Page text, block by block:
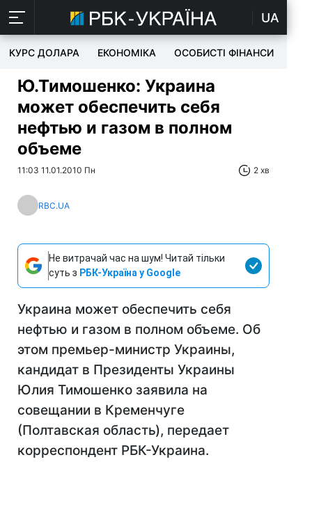
UA
КУРС ДОЛАРА ЕКОНОМІКА ОСОБИСТІ ФІНАНСИ
Ю.Тимошенко: Украина
может обеспечить себя
нефтью и газом в полном
объеме
11:03 11.01.2010 Пн 2 хв
RBC.UA
Не витрачай час на шум! Читай тільки
суть з РБК-Україна у Google
Украина может обеспечить себя
нефтью и газом в полном объеме. Об
этом премьер-министр Украины,
кандидат в Президенты Украины
Юлия Тимошенко заявила на
совещании в Кременчуге
(Полтавская область), передает
корреспондент РБК-Украина.